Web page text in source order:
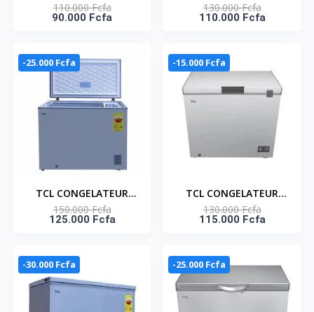
HORIZONTAL 98LT
AVEC UN PANIER
110.000 Fcfa
90.000 Fcfa
HORIZONTAL GRIS
145LT AVEC UN
130.000 Fcfa
110.000 Fcfa
-25.000 Fcfa
TCL CONGELATEUR
HORIZONTAL GRIS
AVEC UN PANIER 206 LT
150.000 Fcfa
125.000 Fcfa
-15.000 Fcfa
TCL CONGELATEUR
HORIZONTAL GRIS
200LT AVEC UN PANIER
130.000 Fcfa
115.000 Fcfa
-30.000 Fcfa -25.000 Fcfa